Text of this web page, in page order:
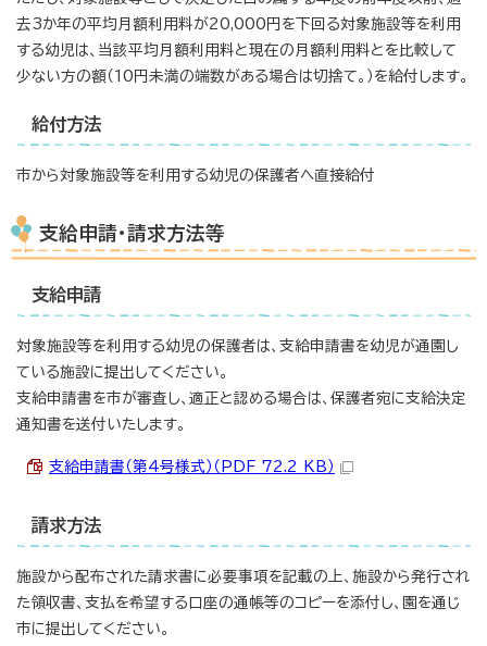
去3か年の平均月額利用料が20,000円を下回る対象施設等を利用
する幼児は、当該平均月額利用料と現在の月額利用料とを比較して
少ない方の額（10円未満の端数がある場合は切捨て。）を給付します。
給付方法
市から対象施設等を利用する幼児の保護者へ直接給付
支給申請・請求方法等
支給申請
対象施設等を利用する幼児の保護者は、支給申請書を幼児が通園し
ている施設に提出してください。
支給申請書を市が審査し、適正と認める場合は、保護者宛に支給決定
通知書を送付いたします。
支給申請書（第4号様式）（PDF 72.2 KB）
請求方法
施設から配布された請求書に必要事項を記載の上、施設から発行され
た領収書、支払を希望する口座の通帳等のコピーを添付し、園を通じ
市に提出してください。